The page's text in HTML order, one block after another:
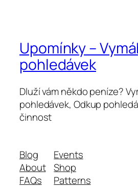
Upomínky –
pohledávek
Dluží vám někdo peníze?
pohledávek, Odkup
činnost
Blog
About
FAQs
Events
Shop
Patterns